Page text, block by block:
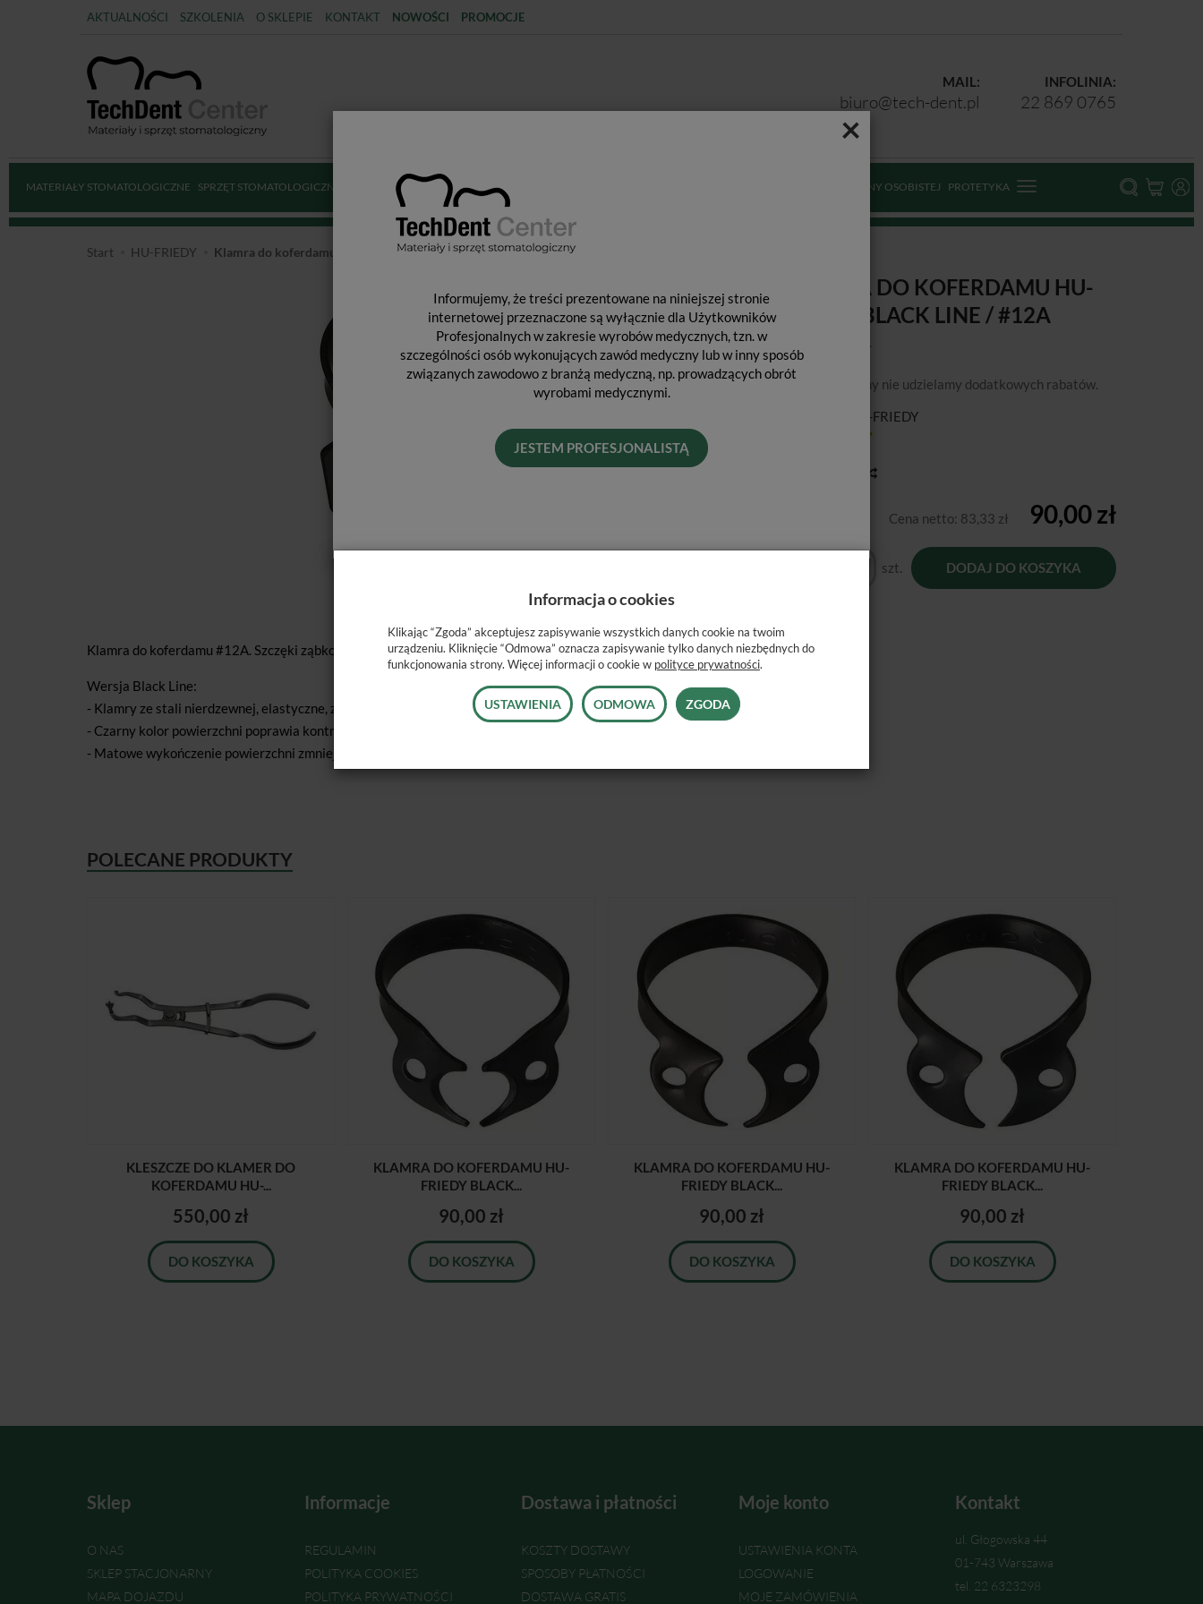
×
Informujemy, że treści prezentowane na niniejszej stronie
internetowej przeznaczone są wyłącznie dla Użytkowników
Profesjonalnych w zakresie wyrobów medycznych, tzn. w
szczególności osób wykonujących zawód medyczny lub w inny sposób
związanych zawodowo z branżą medyczną, np. prowadzących obrót
wyrobami medycznymi.
JESTEM PROFESJONALISTĄ
AKTUALNOŚCI SZKOLENIA O SKLEPIE KONTAKT NOWOŚCI PROMOCJE
INFOLINIA:
22 869 0765
MAIL:
biuro@tech-dent.pl
MATERIAŁY STOMATOLOGICZNE SPRZĘT STOMATOLOGICZNY DEZYNFEKCJA STERYLIZACJA ŚRODKI OCHRONY OSOBISTEJ PROTETYKA
Start HU-FRIEDY Klamra do koferdamu HU-FRIEDY Black Line / #12A
KLAMRA DO KOFERDAMU HU-
FRIEDY BLACK LINE / #12A
Od podanej ceny nie udzielamy dodatkowych rabatów.
HU-FRIEDY
Cena netto: 83,33 zł 90,00 zł
szt. DODAJ DO KOSZYKA
Klamra do koferdamu #12A. Szczęki ząbkowane. Do dolnych, prawych trzonowców. Para z klamrą #13A.
Wersja Black Line:
- Klamry ze stali nierdzewnej, elastyczne, z efektem pamięci
- Czarny kolor powierzchni poprawia kontrast i ostrość widzenia
- Matowe wykończenie powierzchni zmniejsza odbicie światła i refleksy świetlne
POLECANE PRODUKTY
KLESZCZE DO KLAMER DO
KOFERDAMU HU-...
550,00 zł
DO KOSZYKA
KLAMRA DO KOFERDAMU HU-
FRIEDY BLACK...
90,00 zł
DO KOSZYKA
KLAMRA DO KOFERDAMU HU-
FRIEDY BLACK...
90,00 zł
DO KOSZYKA
KLAMRA DO KOFERDAMU HU-
FRIEDY BLACK...
90,00 zł
DO KOSZYKA
Sklep
O NAS
SKLEP STACJONARNY
MAPA DOJAZDU
Informacje
REGULAMIN
POLITYKA COOKIES
POLITYKA PRYWATNOŚCI
Dostawa i płatności
KOSZTY DOSTAWY
SPOSOBY PŁATNOŚCI
DOSTAWA GRATIS
Moje konto
USTAWIENIA KONTA
LOGOWANIE
MOJE ZAMÓWIENIA
Kontakt
ul. Głogowska 44
01-743 Warszawa
tel. 22 6323298
Informacja o cookies
Klikając “Zgoda” akceptujesz zapisywanie wszystkich danych cookie na twoim
urządzeniu. Kliknięcie “Odmowa” oznacza zapisywanie tylko danych niezbędnych do
funkcjonowania strony. Więcej informacji o cookie w polityce prywatności.
USTAWIENIA ODMOWA ZGODA